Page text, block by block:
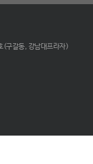
(구갈동, 강남대프라자)